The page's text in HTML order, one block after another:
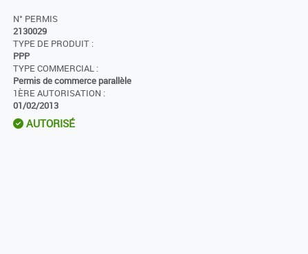
N° PERMIS
2130029
TYPE DE PRODUIT :
PPP
TYPE COMMERCIAL :
Permis de commerce parallèle
1ÈRE AUTORISATION :
01/02/2013
AUTORISÉ